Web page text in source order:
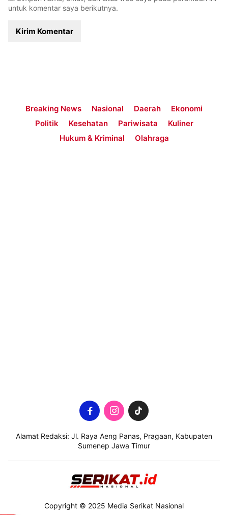
untuk komentar saya berikutnya.
Breaking News Nasional Daerah
Ekonomi
Politik
Kesehatan Pariwisata
Kuliner
Hukum & Kriminal
Olahraga
Alamat Redaksi: Jl. Raya Aeng Panas, Pragaan, Kabupaten
Sumenep Jawa Timur
Copyright © 2025 Media Serikat Nasional